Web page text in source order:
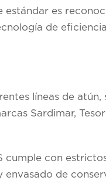
es
de
líneas de atún,
Sardimar,
cumple con
de